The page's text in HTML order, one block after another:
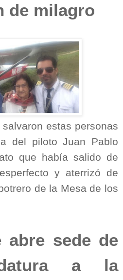
de milagro
estas personas
del piloto Juan Pablo
que había salido de
y aterrizó de
de la Mesa de los
abre sede de
a la